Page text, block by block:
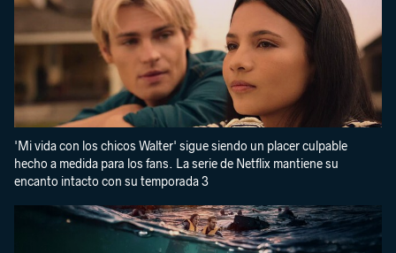
'Mi vida con los chicos Walter' sigue siendo un placer culpable
hecho a medida para los fans. La serie de Netflix mantiene su
encanto intacto con su temporada 3